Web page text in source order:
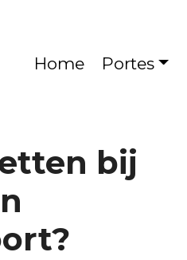
Home Portes
bij